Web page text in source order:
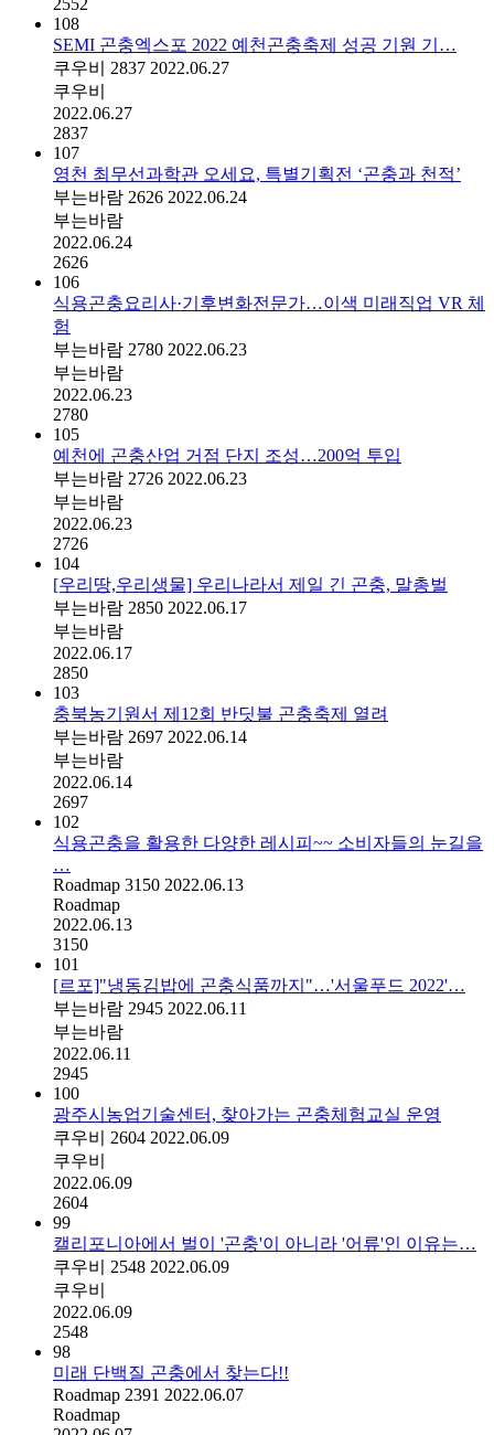
2552
108
SEMI 곤충엑스포 2022 예천곤충축제 성공 기원 기…
쿠우비
2837 2022.06.27
쿠우비
2022.06.27
2837
107
영천 최무선과학관 오세요, 특별기획전 ‘곤충과 천적’
부는바람 2626 2022.06.24
부는바람
2022.06.24
2626
106
식용곤충요리사·기후변화전문가…이색 미래직업 VR 체
험
부는바람 2780 2022.06.23
부는바람
2022.06.23
2780
105
예천에 곤충산업 거점 단지 조성…200억 투입
부는바람 2726 2022.06.23
부는바람
2022.06.23
2726
104
[우리땅,우리생물] 우리나라서 제일 긴 곤충, 말총벌
부는바람 2850 2022.06.17
부는바람
2022.06.17
2850
103
충북농기원서 제12회 반딧불 곤충축제 열려
부는바람 2697 2022.06.14
부는바람
2022.06.14
2697
102
식용곤충을 활용한 다양한 레시피~~ 소비자들의 눈길을
…
Roadmap 3150 2022.06.13
Roadmap
2022.06.13
3150
101
[르포]"냉동김밥에 곤충식품까지"…'서울푸드 2022'…
부는바람 2945 2022.06.11
부는바람
2022.06.11
2945
100
광주시농업기술센터, 찾아가는 곤충체험교실 운영
쿠우비
2604 2022.06.09
쿠우비
2022.06.09
2604
99
캘리포니아에서 벌이 '곤충'이 아니라 '어류'인 이유는…
쿠우비
2548 2022.06.09
쿠우비
2022.06.09
2548
98
미래 단백질 곤충에서 찾는다!!
Roadmap 2391 2022.06.07
Roadmap